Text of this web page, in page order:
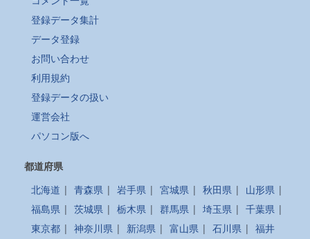
登録データ集計
データ登録
お問い合わせ
利用規約
登録データの扱い
運営会社
パソコン版へ
都道府県
北海道 | 青森県 | 岩手県 | 宮城県 | 秋田県 | 山形県 |
福島県 | 茨城県 | 栃木県 | 群馬県 | 埼玉県 | 千葉県 |
東京都 | 神奈川県 | 新潟県 | 富山県 | 石川県 | 福井